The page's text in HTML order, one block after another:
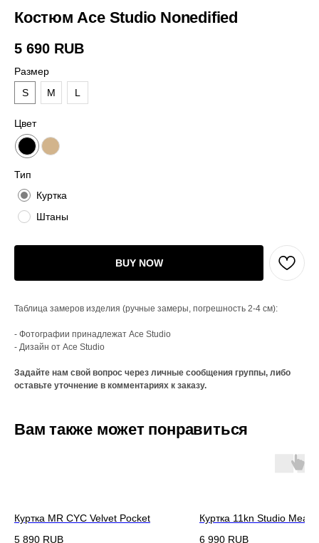
Костюм Ace Studio Nonedified
5 690 RUB
Размер
S
M L
Цвет
Тип
Куртка
Штаны
BUY NOW
Таблица замеров изделия (ручные замеры, погрешность 2-4 см):
- Фотографии принадлежат Ace Studio
- Дизайн от Ace Studio
Задайте нам свой вопрос через личные сообщения группы, либо
оставьте уточнение в комментариях к заказу.
Вам также может понравиться
Куртка MR CYC Velvet Pocket
5 890 RUB
Куртка 11kn Studio Meal
6 990 RUB